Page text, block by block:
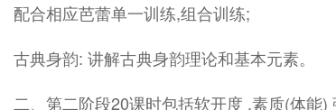
配合相应芭蕾单一训练,组合训练;
古典身韵: 讲解古典身韵理论和基本元素。
二、第二阶段20课时包括软开度 ,素质(体能